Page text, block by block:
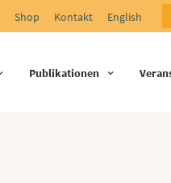
Shop Kontakt English
Publikationen